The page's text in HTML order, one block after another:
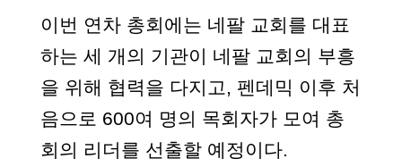
이번 연차 총회에는 네팔 교회를 대표
하는 세 개의 기관이 네팔 교회의 부흥
을 위해 협력을 다지고, 펜데믹 이후 처
음으로 600여 명의 목회자가 모여 총
회의 리더를 선출할 예정이다.